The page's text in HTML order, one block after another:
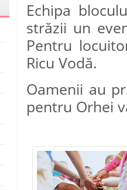
Echipa
străzii un
Pentru
Ricu Vodă.
Oamenii au
pentru Orhei